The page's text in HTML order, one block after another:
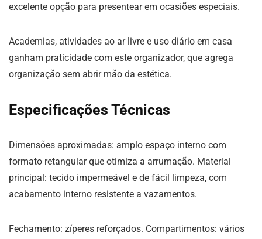
excelente opção para presentear em ocasiões especiais.
Academias, atividades ao ar livre e uso diário em casa
ganham praticidade com este organizador, que agrega
organização sem abrir mão da estética.
Especificações Técnicas
Dimensões aproximadas: amplo espaço interno com
formato retangular que otimiza a arrumação. Material
principal: tecido impermeável e de fácil limpeza, com
acabamento interno resistente a vazamentos.
Fechamento: zíperes reforçados. Compartimentos: vários